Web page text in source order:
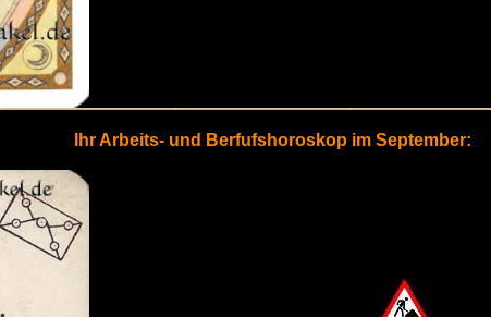
Ihr Arbeits- und Berfufshoroskop im September: